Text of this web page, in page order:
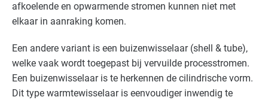
afkoelende en opwarmende stromen kunnen niet met
elkaar in aanraking komen.
Een andere variant is een buizenwisselaar (shell & tube),
welke vaak wordt toegepast bij vervuilde processtromen.
Een buizenwisselaar is te herkennen de cilindrische vorm.
Dit type warmtewisselaar is eenvoudiger inwendig te